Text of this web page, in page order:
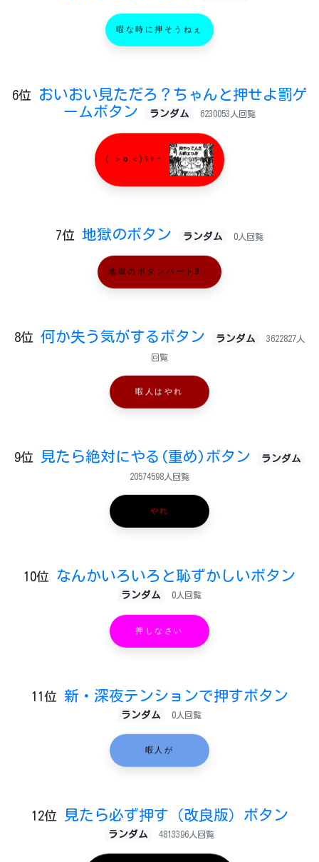
暇な時に押そうねぇ
6位
おいおい見ただろ？ちゃんと押せよ罰ゲ
ームボタン
ランダム 6230053人回覧
( ＞o＜)ｷｬｰ
7位 地獄のボタン ランダム 0人回覧
地獄のボタンパート3！
8位 何か失う気がするボタン ランダム 3622827人
回覧
暇人はやれ
9位 見たら絶対にやる(重め)ボタン ランダム
20574598人回覧
やれ
10位 なんかいろいろと恥ずかしいボタン
ランダム 0人回覧
押しなさい
11位 新・深夜テンションで押すボタン
ランダム 0人回覧
暇人が
12位 見たら必ず押す（改良版）ボタン
ランダム 4813396人回覧